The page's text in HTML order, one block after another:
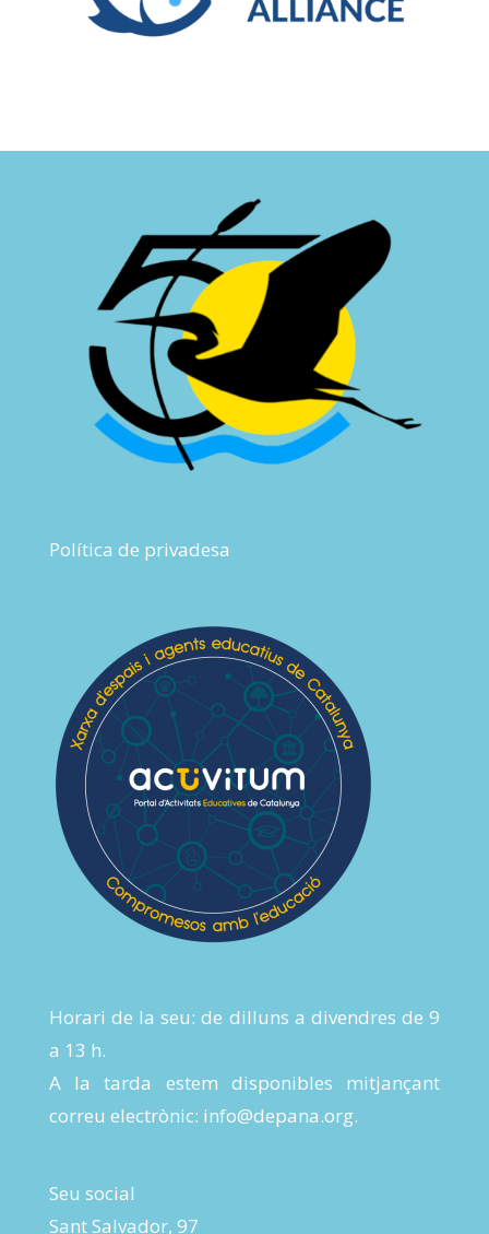
Política de privadesa
Horari de la seu: de dilluns a divendres de 9
a 13 h.
A la tarda estem disponibles mitjançant
correu electrònic: info@depana.org.
Seu social
Sant Salvador, 97